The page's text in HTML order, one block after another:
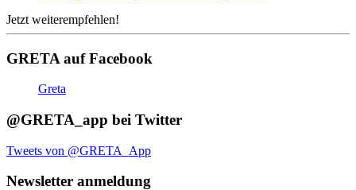
Jetzt weiterempfehlen!
GRETA auf Facebook
Greta
@GRETA_app bei Twitter
Tweets von @GRETA_App
Newsletter anmeldung